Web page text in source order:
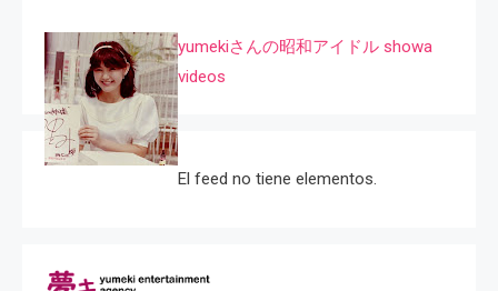
yumekiさんの昭和アイドル showa
videos
El feed no tiene elementos.